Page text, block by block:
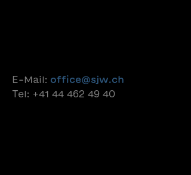
E-Mail: office@sjw.ch
Tel: +41 44 462 49 40